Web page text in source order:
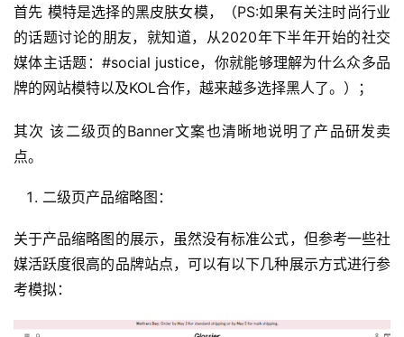
首先 模特是选择的黑皮肤女模，（PS:如果有关注时尚行业
的话题讨论的朋友，就知道，从2020年下半年开始的社交
媒体主话题：#social justice，你就能够理解为什么众多品
牌的网站模特以及KOL合作，越来越多选择黑人了。）；
其次 该二级页的Banner文案也清晰地说明了产品研发卖
点。
二级页产品缩略图：
关于产品缩略图的展示，虽然没有标准公式，但参考一些社
媒活跃度很高的品牌站点，可以有以下几种展示方式进行参
考模拟：